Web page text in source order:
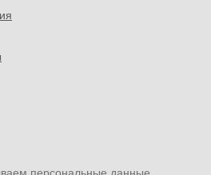
персональные данные